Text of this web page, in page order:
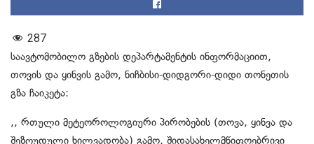
287
საავტომობილო გზების დეპარტამენტის ინფორმაციით,
თოვის და ყინვის გამო, ნიჩბისი-დიდგორი-დიდი თონეთის
გზა ჩაიკეტა:
,, რთული მეტეოროლოგიური პირობების (თოვა, ყინვა და
შეზღუდული ხილვადობა) გამო, შიდასახელმწიფოებრივი